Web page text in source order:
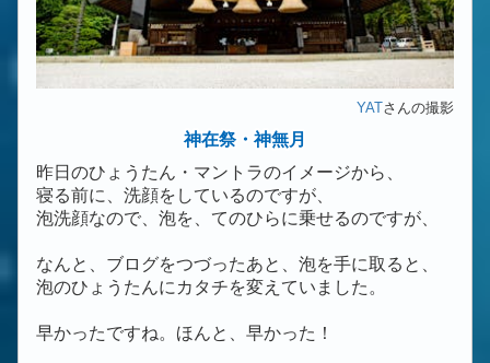
YATさんの撮影
神在祭・神無月
昨日のひょうたん・マントラのイメージから、
寝る前に、洗顔をしているのですが、
泡洗顔なので、泡を、てのひらに乗せるのですが、
なんと、ブログをつづったあと、泡を手に取ると、
泡のひょうたんにカタチを変えていました。
早かったですね。ほんと、早かった！